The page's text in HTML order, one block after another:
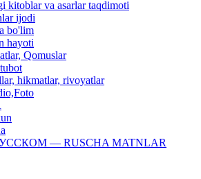
kitoblar va asarlar taqdimoti
ijodi
bo'lim
hayoti
Qomuslar
hikmatlar, rivoyatlar
— RUSCHA MATNLAR